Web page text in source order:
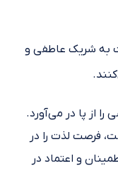
به شریک عاطفی و
از پا در می‌آورد.
فرصت لذت را در
و اعتماد در